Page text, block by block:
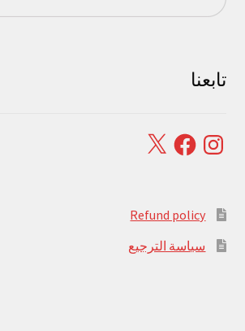
تابعنا
Instagram
Facebook
X
Refund policy
سياسة الترجيع